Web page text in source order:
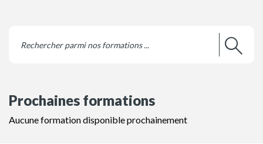
Prochaines formations
Aucune formation disponible prochainement